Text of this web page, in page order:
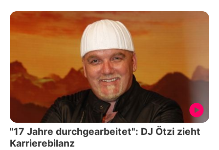
"17 Jahre durchgearbeitet": DJ Ötzi zieht
Karrierebilanz